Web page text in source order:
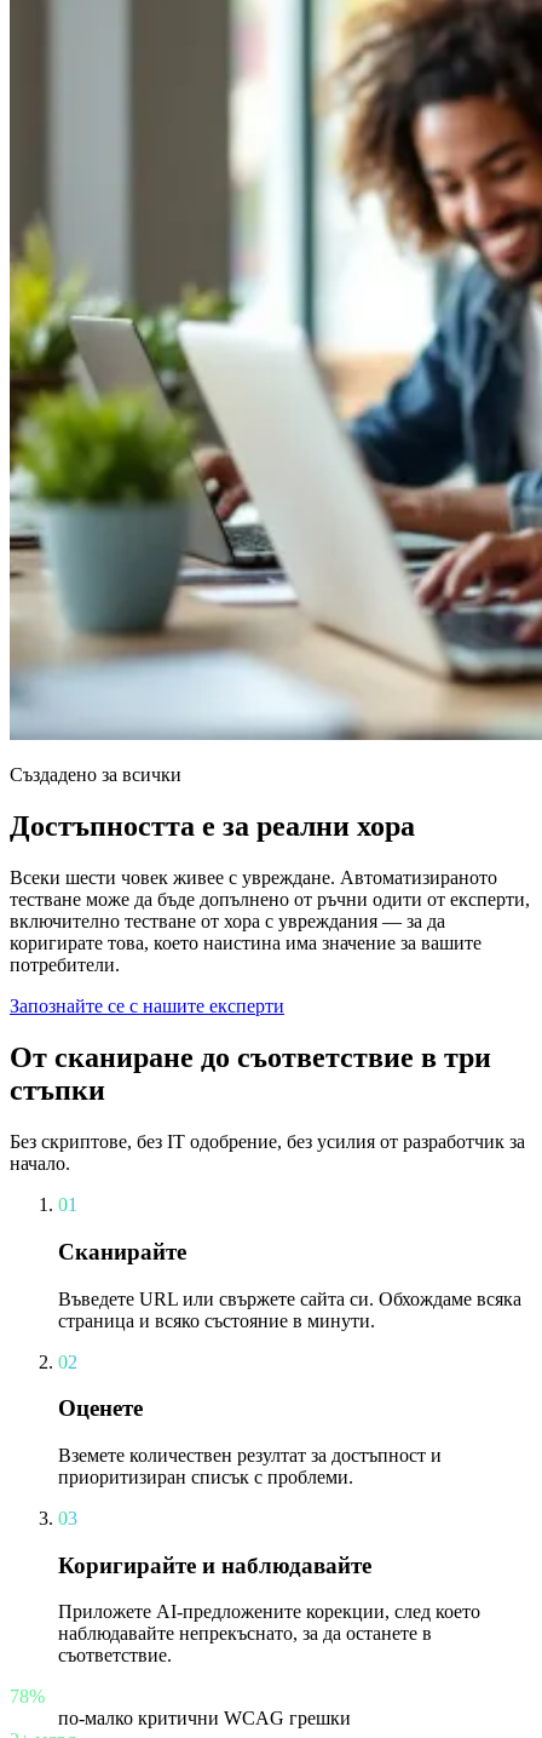
Създадено за всички
Достъпността е за реални хора
Всеки шести човек живее с увреждане. Автоматизираното
тестване може да бъде допълнено от ръчни одити от експерти,
включително тестване от хора с увреждания — за да
коригирате това, което наистина има значение за вашите
потребители.
Запознайте се с нашите експерти
От сканиране до съответствие в три
стъпки
Без скриптове, без IT одобрение, без усилия от разработчик за
начало.
01
Сканирайте
Въведете URL или свържете сайта си. Обхождаме всяка
страница и всяко състояние в минути.
02
Оценете
Вземете количествен резултат за достъпност и
приоритизиран списък с проблеми.
03
Коригирайте и наблюдавайте
Приложете AI-предложените корекции, след което
наблюдавайте непрекъснато, за да останете в
съответствие.
78%
по-малко критични WCAG грешки